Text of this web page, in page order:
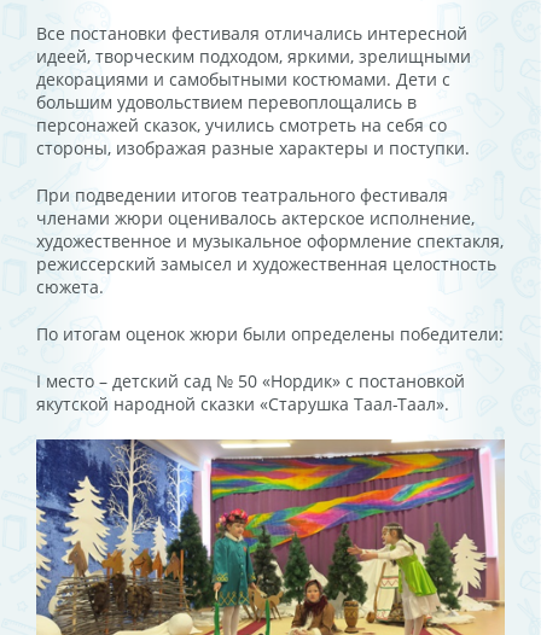
Все постановки фестиваля отличались интересной
идеей, творческим подходом, яркими, зрелищными
декорациями и самобытными костюмами. Дети с
большим удовольствием перевоплощались в
персонажей сказок, учились смотреть на себя со
стороны, изображая разные характеры и поступки.
При подведении итогов театрального фестиваля
членами жюри оценивалось актерское исполнение,
художественное и музыкальное оформление спектакля,
режиссерский замысел и художественная целостность
сюжета.
По итогам оценок жюри были определены победители:
I место – детский сад № 50 «Нордик» с постановкой
якутской народной сказки «Старушка Таал-Таал».